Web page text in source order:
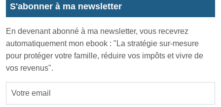
S'abonner à ma newsletter
En devenant abonné à ma newsletter, vous recevrez
automatiquement mon ebook : "La stratégie sur-mesure
pour protéger votre famille, réduire vos impôts et vivre de
vos revenus".